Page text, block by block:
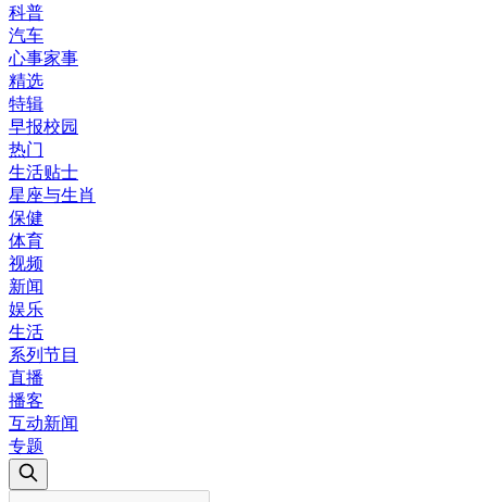
科普
汽车
心事家事
精选
特辑
早报校园
热门
生活贴士
星座与生肖
保健
体育
视频
新闻
娱乐
生活
系列节目
直播
播客
互动新闻
专题